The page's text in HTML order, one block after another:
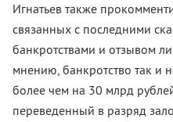
Игнатьев также
связанных с последними
банкротствами и отзывом
мнению, банкротство так и
более чем на 30 млрд
переведенный в разряд